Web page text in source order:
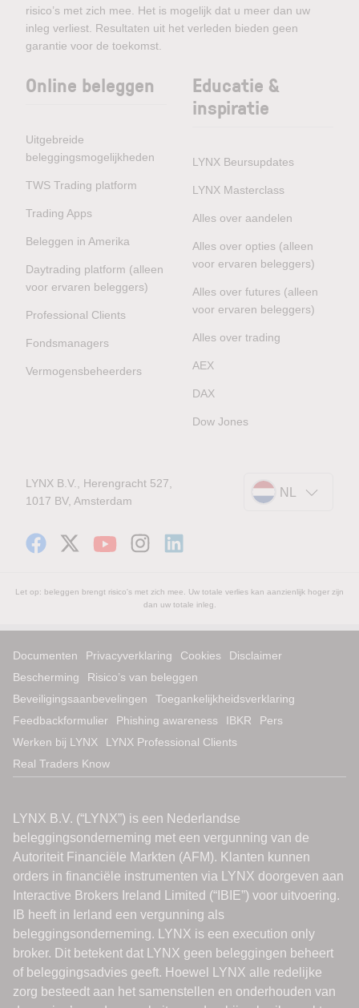
risico’s met zich mee. Het is mogelijk dat u meer dan uw
inleg verliest. Resultaten uit het verleden bieden geen
garantie voor de toekomst.
Online beleggen
Uitgebreide
beleggingsmogelijkheden
TWS Trading platform
Trading Apps
Beleggen in Amerika
Daytrading platform (alleen
voor ervaren beleggers)
Professional Clients
Fondsmanagers
Vermogensbeheerders
Educatie &
inspiratie
LYNX Beursupdates
LYNX Masterclass
Alles over aandelen
Alles over opties (alleen
voor ervaren beleggers)
Alles over futures (alleen
voor ervaren beleggers)
Alles over trading
AEX
DAX
Dow Jones
LYNX B.V., Herengracht 527,
1017 BV, Amsterdam
NL
Let op: beleggen brengt risico's met zich mee. Uw totale verlies kan aanzienlijk hoger zijn
dan uw totale inleg.
Documenten Privacyverklaring Cookies
Disclaimer
Bescherming
Risico’s van beleggen
Beveiligingsaanbevelingen
Toegankelijkheidsverklaring
Feedbackformulier
Phishing awareness IBKR
Pers
Werken bij LYNX
LYNX Professional Clients
Real Traders Know